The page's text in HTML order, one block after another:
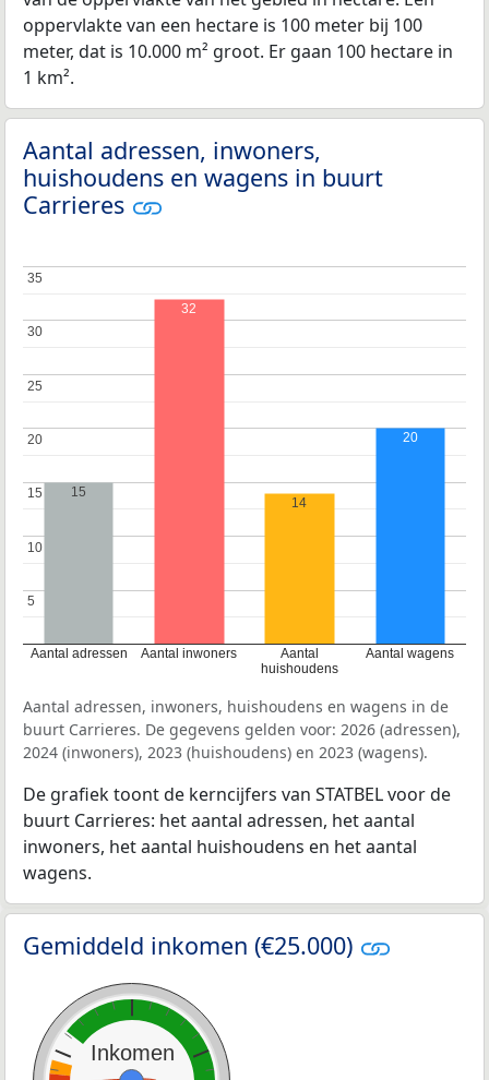
oppervlakte van een hectare is 100 meter bij 100
meter, dat is 10.000 m² groot. Er gaan 100 hectare in
1 km².
Aantal adressen, inwoners,
huishoudens en wagens in buurt
Carrieres
Aantal adressen Aantal inwoners
Aantal
huishoudens
Aantal wagens
5
5
10
10
15
15
20
20
25
25
30
30
35
35
15
32
14
20
Aantal adressen, inwoners, huishoudens en wagens in de
buurt Carrieres. De gegevens gelden voor: 2026 (adressen),
2024 (inwoners), 2023 (huishoudens) en 2023 (wagens).
De grafiek toont de kerncijfers van STATBEL voor de
buurt Carrieres: het aantal adressen, het aantal
inwoners, het aantal huishoudens en het aantal
wagens.
Gemiddeld inkomen (€25.000)
Inkomen